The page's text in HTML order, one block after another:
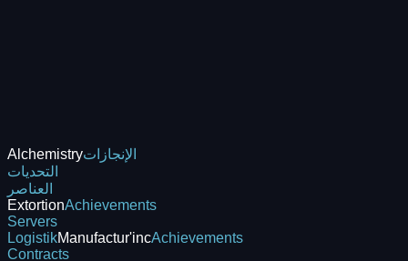
Alchemistryالإنجازات
التحديات
العناصر
ExtortionAchievements
Servers
LogistikManufactur'incAchievements
Contracts